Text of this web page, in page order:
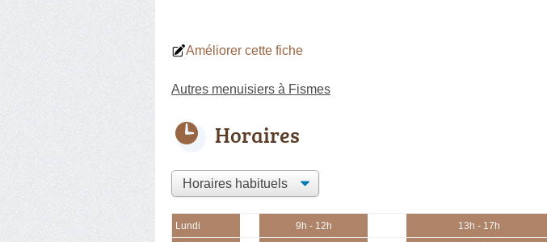
Améliorer cette fiche
Autres menuisiers à Fismes
Horaires
Lundi 9h - 12h 13h - 17h